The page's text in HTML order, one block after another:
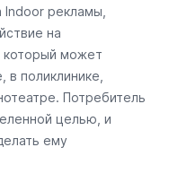
рекламы,
на
который может
в поликлинике,
Потребитель
целью, и
ему